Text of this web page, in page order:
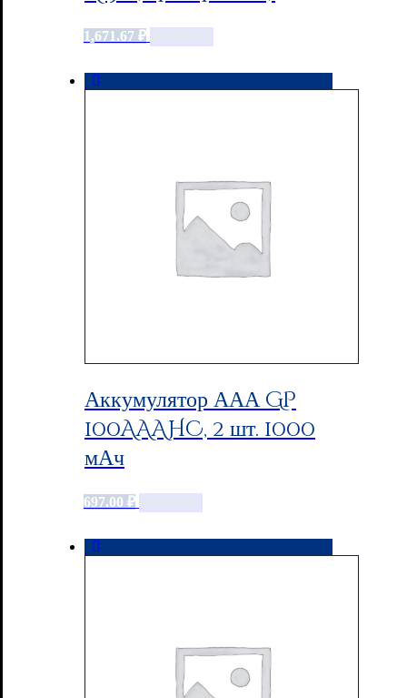
1,671.67 ₽
Аккумулятор ААА GP
100AAAHC, 2 шт. 1000
мАч
697.00 ₽